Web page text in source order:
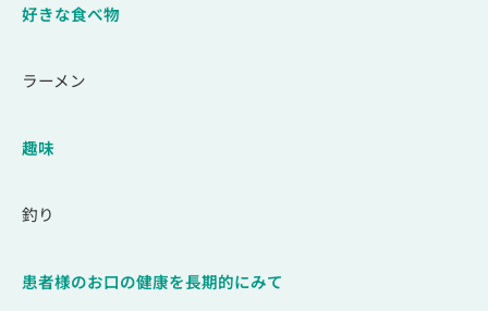
好きな食べ物
ラーメン
趣味
釣り
患者様のお口の健康を長期的にみて